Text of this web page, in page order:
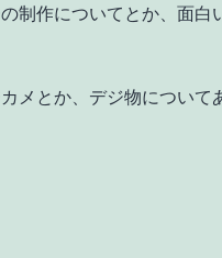
制作についてとか、面白
メとか、デジ物について